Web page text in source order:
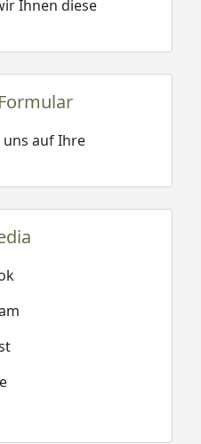
Ihnen diese
auf Ihre